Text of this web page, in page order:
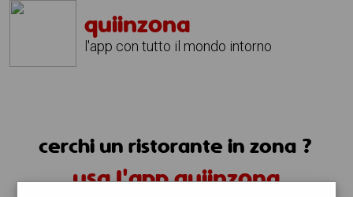
quiinzona
l'app con tutto il mondo intorno
cerchi un ristorante in zona ?
usa l'app quiinzona